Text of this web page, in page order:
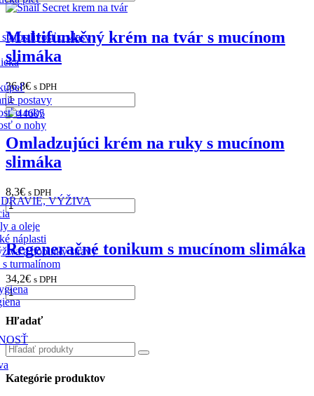
starostlivosť o vlasy
postavy
o ruky
o nohy
VÝŽIVA
a oleje
náplasti
a doplnky stravy
turmalínom
Multifunkčný krém na tvár s mucínom
slimáka
36,8€ s DPH
Omladzujúci krém na ruky s mucínom
slimáka
8,3€ s DPH
Regeneračné tonikum s mucínom slimáka
34,2€ s DPH
Hľadať
Kategórie produktov